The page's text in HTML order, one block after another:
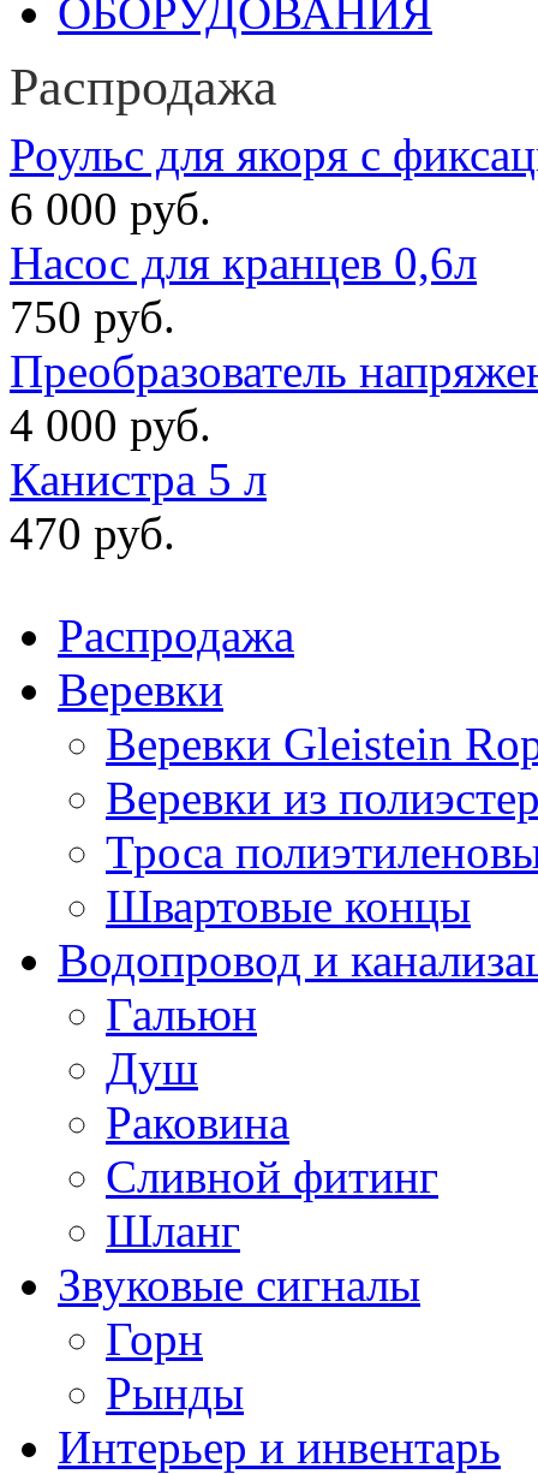
Распродажа
Роульс для якоря с
6 000 руб.
Насос для кранцев 0,6л
750 руб.
Преобразователь
4 000 руб.
Канистра 5 л
470 руб.
Распродажа
Веревки
Веревки Gleistein
Веревки из
Троса
Швартовые концы
Водопровод и
Гальюн
Душ
Раковина
Сливной фитинг
Шланг
Звуковые сигналы
Горн
Рынды
Интерьер и инвентарь